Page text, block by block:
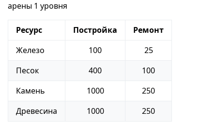
арены 1 уровня
Ресурс Постройка
Ремонт
Железо
100
25
Песок
400
100
Камень
1000
250
Древесина
1000 250